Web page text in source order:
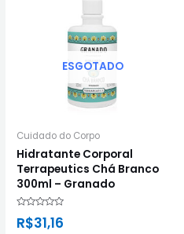
ESGOTADO
Cuidado do Corpo
Hidratante Corporal
Terrapeutics Chá Branco
300ml – Granado
0
R$31,16